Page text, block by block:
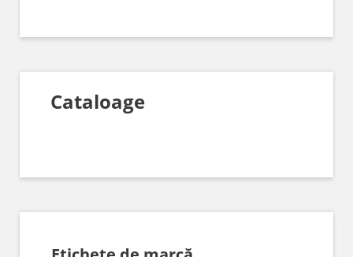
Cataloage